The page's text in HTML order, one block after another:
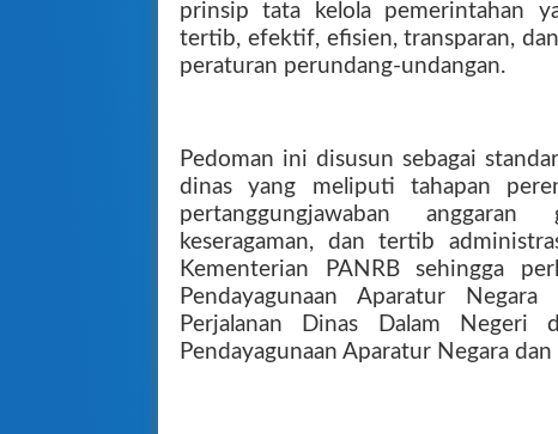
prinsip tata kelola pemerintahan
tertib, efektif, efisien, transparan,
peraturan perundang-undangan.
Pedoman ini disusun sebagai
dinas yang meliputi tahapan
pertanggungjawaban
keseragaman, dan tertib
Kementerian PANRB sehingga
Pendayagunaan Aparatur
Perjalanan Dinas Dalam
Pendayagunaan Aparatur Negara